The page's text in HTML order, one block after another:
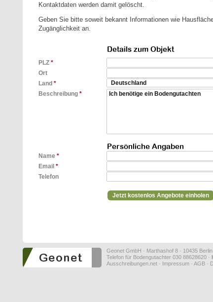
Kontaktdaten werden damit gelöscht.
Geben Sie bitte soweit bekannt Informationen wie
Zugänglichkeit an.
Details zum Objekt
PLZ *
Ort
Land *
Beschreibung *
Persönliche Angaben
Name *
Email *
Telefon
Geonet GmbH · Marthashof 8 · 10435 Berlin
Telefon für Bodengutachter 030 88628620 ·
Ausschreibungen.net· Impressum· AGB·